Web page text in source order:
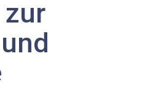
zur